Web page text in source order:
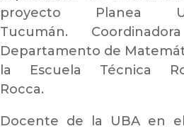
proyecto Planea
Tucumán.
Departamento de
la Escuela Técnica
Rocca.
Docente de la UBA en